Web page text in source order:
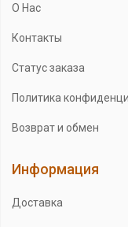
О Нас
Контакты
Статус заказа
Политика
Возврат и обмен
Информация
Доставка